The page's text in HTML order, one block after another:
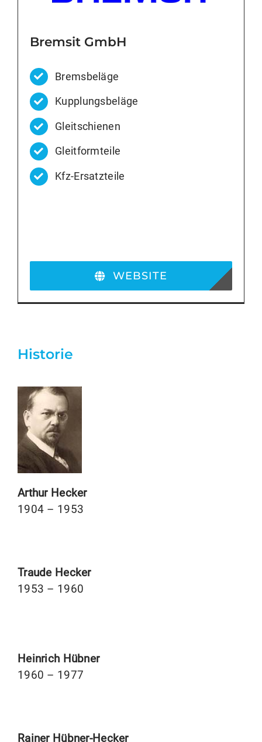
Bremsit GmbH
Bremsbeläge
Kupplungsbeläge
Gleitschienen
Gleitformteile
Kfz-Ersatzteile
WEBSITE
Historie
Arthur Hecker
1904 – 1953
Traude Hecker
1953 – 1960
Heinrich Hübner
1960 – 1977
Rainer Hübner-Hecker